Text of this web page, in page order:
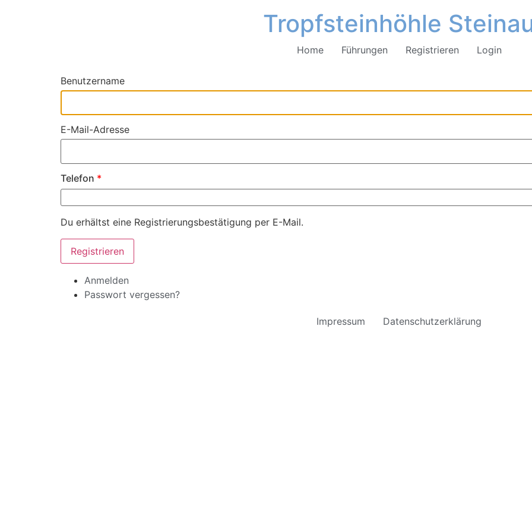
Tropfsteinhöhle
Home Führungen Registrieren Login
Benutzername
E-Mail-Adresse
Telefon *
Du erhältst eine Registrierungsbestätigung per E-Mail.
Registrieren
Anmelden
Passwort vergessen?
Impressum Datenschutzerklärung